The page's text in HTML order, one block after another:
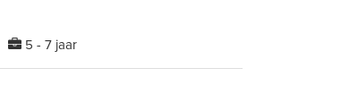
5 - 7 jaar